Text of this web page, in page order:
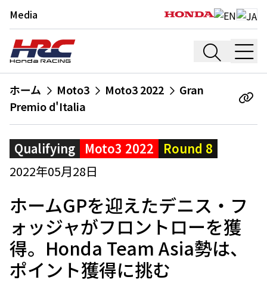
Media
ホーム Moto3 Moto3 2022
Gran
Premio d'Italia
Qualifying Moto3 2022
Round 8
2022年05月28日
ホームGPを迎えたデニス・フ
ォッジャがフロントローを獲
得。Honda Team Asia勢は、
ポイント獲得に挑む